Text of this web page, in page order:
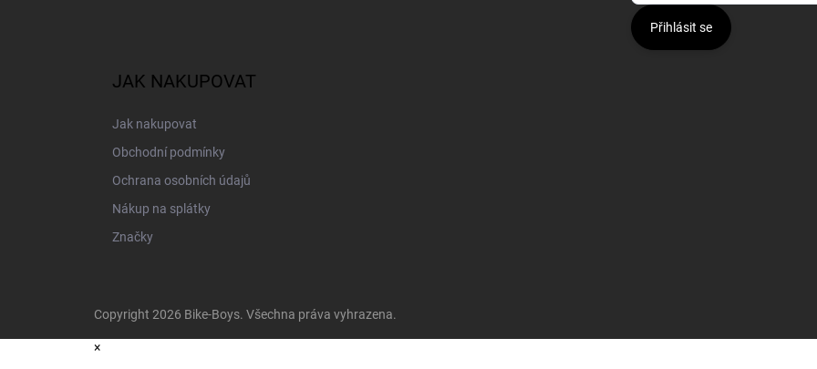
Přihlásit se
JAK NAKUPOVAT
Jak nakupovat
Obchodní podmínky
Ochrana osobních údajů
Nákup na splátky
Značky
Copyright 2026 Bike-Boys. Všechna práva vyhrazena.
×